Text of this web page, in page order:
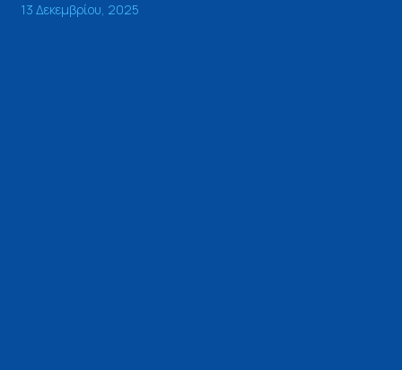
13 Δεκεμβρίου, 2025